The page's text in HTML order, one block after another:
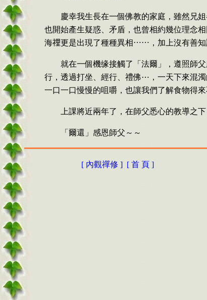
慶幸我生長在一個佛教的家庭，雖然兄
也開始產生疑惑、矛盾，也曾相約幾位理念
海𥚃更是出現了種種異相⋯⋯，加上沒有善知
就在一個機缘接觸了「法爾」，遵照師
行，透過打坐、經行、禮佛⋯，一天下來混
一口一口慢慢的咀嚼，也讓我們了解食物得
上課將近兩年了，在師父悉心的教導之
「爾還」感恩師父～～
[ 內觀禪修 ] [ 首 頁 ]